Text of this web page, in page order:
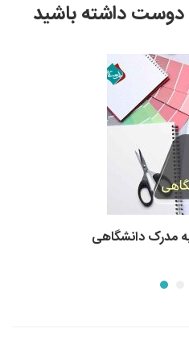
داشته باشید
مدرک دانشگاهی